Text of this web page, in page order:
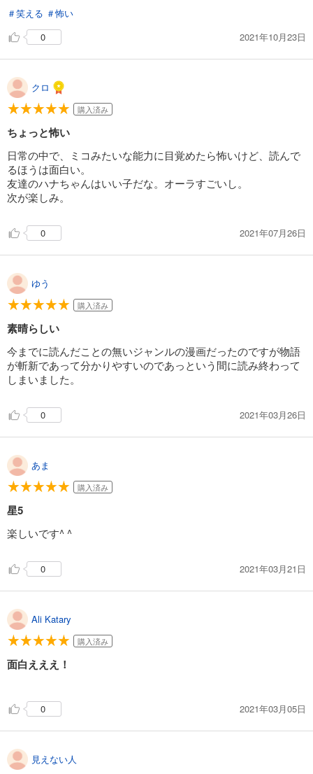
＃笑える ＃怖い
0
2021年10月23日
クロ
購入済み
ちょっと怖い
日常の中で、ミコみたいな能力に目覚めたら怖いけど、読んで
るほうは面白い。
友達のハナちゃんはいい子だな。オーラすごいし。
次が楽しみ。
0 2021年07月26日
ゆう
購入済み
素晴らしい
今までに読んだことの無いジャンルの漫画だったのですが物語
が斬新であって分かりやすいのであっという間に読み終わって
しまいました。
0 2021年03月26日
あま
購入済み
星5
楽しいです^ ^
0 2021年03月21日
Ali Katary
購入済み
面白えええ！
0 2021年03月05日
見えない人